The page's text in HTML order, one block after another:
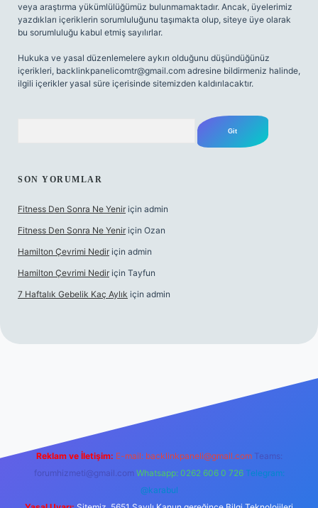
veya araştırma yükümlülüğümüz bulunmamaktadır. Ancak, üyelerimiz
yazdıkları içeriklerin sorumluluğunu taşımakta olup, siteye üye olarak
bu sorumluluğu kabul etmiş sayılırlar.
Hukuka ve yasal düzenlemelere aykırı olduğunu düşündüğünüz
içerikleri, backlinkpanelicomtr@gmail.com adresine bildirmeniz halinde,
ilgili içerikler yasal süre içerisinde sitemizden kaldırılacaktır.
SON YORUMLAR
Fitness Den Sonra Ne Yenir için admin
Fitness Den Sonra Ne Yenir için Ozan
Hamilton Çevrimi Nedir için admin
Hamilton Çevrimi Nedir için Tayfun
7 Haftalık Gebelik Kaç Aylık için admin
Reklam ve İletişim: E-mail: backlinkpaneli@gmail.com Teams:
forumhizmeti@gmail.com Whatsapp: 0262 606 0 726 Telegram:
@karabul